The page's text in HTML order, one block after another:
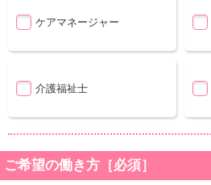
ケアマネージャー
介護福祉士
ご希望の働き方［必須］